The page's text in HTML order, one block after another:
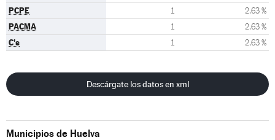
PCPE 1 2,63 %
PACMA 1 2,63 %
C's 1 2,63 %
Descárgate los datos en xml
Municipios de Huelva